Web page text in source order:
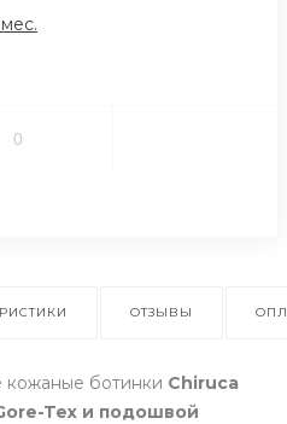
ОТЗЫВЫ
ботинки Chiruca
Tex и подошвой